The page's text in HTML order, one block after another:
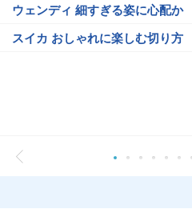
ウェンディ 細すぎる姿に心配か
スイカ おしゃれに楽しむ切り方